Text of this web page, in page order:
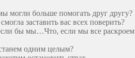
могли больше помогать друг другу?
заставить вас всех поверить?
бы мы…Что, если мы все раскроем
одним целым?